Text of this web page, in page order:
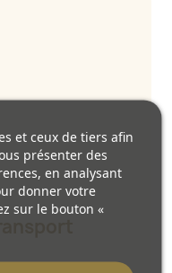
et ceux de tiers afin
présenter des
en analysant
donner votre
sur le bouton «